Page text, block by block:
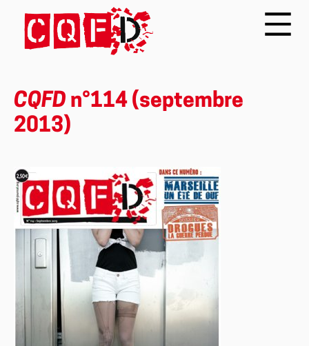
CQFD n°114 (septembre
2013)